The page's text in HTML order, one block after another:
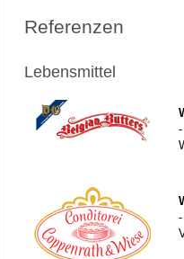
Referenzen
Lebensmittel